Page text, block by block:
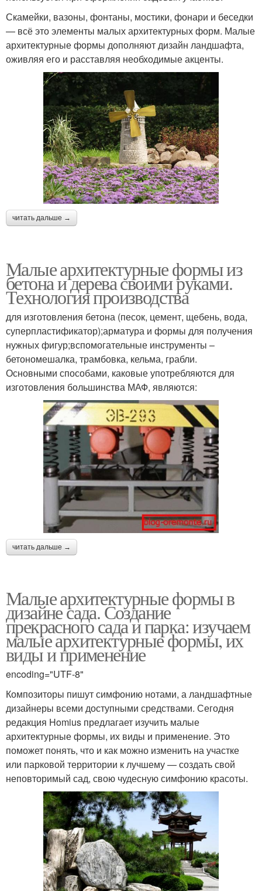
Скамейки, вазоны, фонтаны, мостики, фонари и беседки
— всё это элементы малых архитектурных форм. Малые
архитектурные формы дополняют дизайн ландшафта,
оживляя его и расставляя необходимые акценты.
читать дальше →
Малые архитектурные формы из
бетона и дерева своими руками.
Технология производства
для изготовления бетона (песок, цемент, щебень, вода,
суперпластификатор);арматура и формы для получения
нужных фигур;вспомогательные инструменты –
бетономешалка, трамбовка, кельма, грабли.
Основными способами, каковые употребляются для
изготовления большинства МАФ, являются:
читать дальше →
Малые архитектурные формы в
дизайне сада. Создание
прекрасного сада и парка: изучаем
малые архитектурные формы, их
виды и применение
encoding="UTF-8"
Композиторы пишут симфонию нотами, а ландшафтные
дизайнеры всеми доступными средствами. Сегодня
редакция Homius предлагает изучить малые
архитектурные формы, их виды и применение. Это
поможет понять, что и как можно изменить на участке
или парковой территории к лучшему — создать свой
неповторимый сад, свою чудесную симфонию красоты.